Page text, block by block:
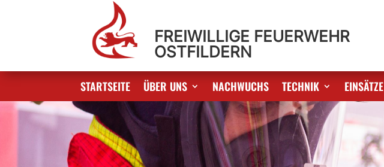
FREIWILLIGE FEUERWEHR
OSTFILDERN
STARTSEITE ÜBER UNS NACHWUCHS TECHNIK EINSÄTZE